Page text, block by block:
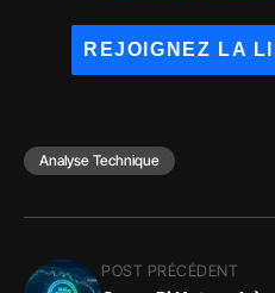
Analyse Technique
POST PRÉCÉDENT